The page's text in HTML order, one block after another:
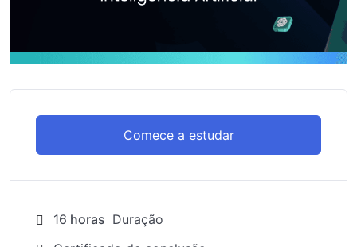
Comece a estudar
16 horas Duração